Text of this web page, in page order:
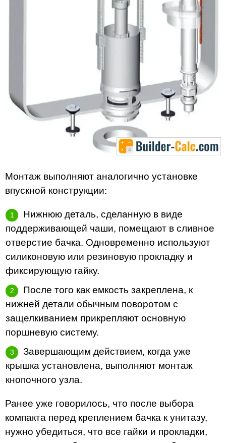
Монтаж выполняют аналогично установке
впускной конструкции:
Нижнюю деталь, сделанную в виде
поддерживающей чаши, помещают в сливное
отверстие бачка. Одновременно используют
силиконовую или резиновую прокладку и
фиксирующую гайку.
После того как емкость закреплена, к
нижней детали обычным поворотом с
защелкиванием прикрепляют основную
поршневую систему.
Завершающим действием, когда уже
крышка установлена, выполняют монтаж
кнопочного узла.
Ранее уже говорилось, что после выбора
компакта перед креплением бачка к унитазу,
нужно убедиться, что все гайки и прокладки,